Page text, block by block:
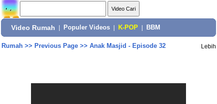
Video Rumah Populer Videos K-POP BBM
Rumah>> Previous Page>> Anak Masjid - Episode 32 Lebih